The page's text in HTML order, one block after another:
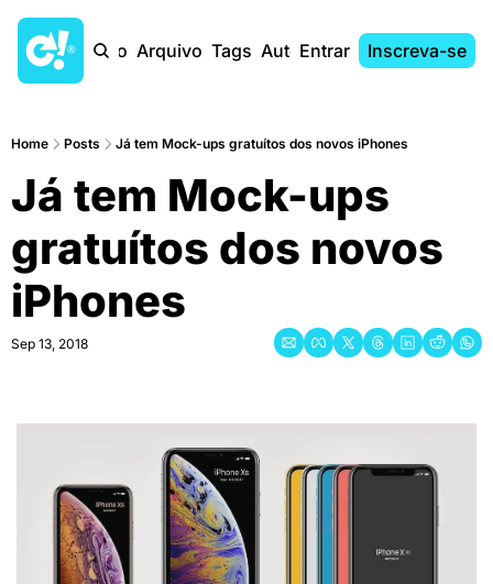
Início Arquivo Tags AutoresEntrar Inscreva-se
Home Posts Já tem Mock-ups gratuítos dos novos iPhones
Já tem Mock-ups
gratuítos dos novos
iPhones
Sep 13, 2018